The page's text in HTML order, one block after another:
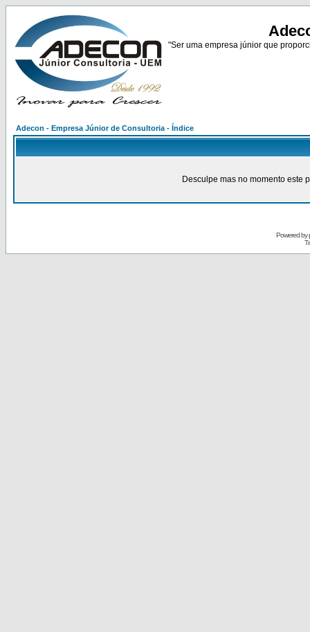
"Ser uma empresa júnior que
Adecon - Empresa Júnior de Consultoria - Índice
Desculpe mas no momento este
Powered by